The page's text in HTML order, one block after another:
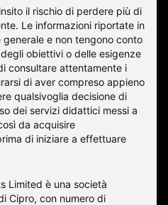
il rischio di perdere più di
Le informazioni riportate in
e non tengono conto
obiettivi o delle esigenze
consultare attentamente i
di aver compreso appieno
qualsivoglia decisione di
dei servizi didattici messi a
da acquisire
di iniziare a effettuare
Limited è una società
Cipro, con numero di